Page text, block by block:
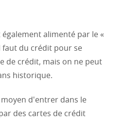
alimenté par le «
faut du crédit pour se
de crédit, mais on ne peut
historique.
d'entrer dans le
des cartes de crédit